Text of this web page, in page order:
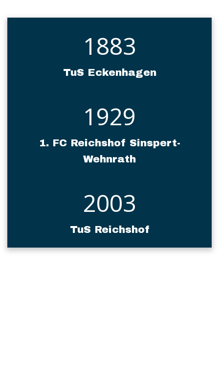
1883
TuS Eckenhagen
1929
1. FC Reichshof Sinspert-
Wehnrath
2003
TuS Reichshof